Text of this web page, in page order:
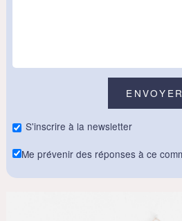
S'inscrire à la newsletter
Me prévenir des réponses à ce